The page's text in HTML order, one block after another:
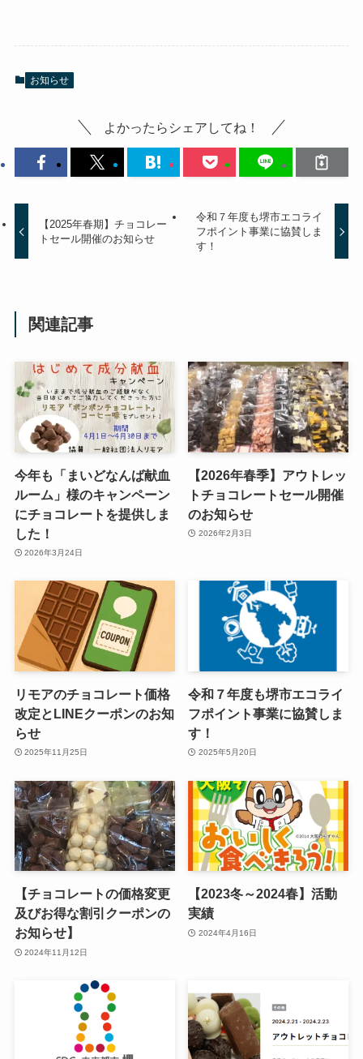
お知らせ
よかったらシェアしてね！
【2025年春期】チョコレー
トセール開催のお知らせ
令和７年度も堺市エコライ
フポイント事業に協賛しま
す！
関連記事
今年も「まいどなんば献血
ルーム」様のキャンペーン
にチョコレートを提供しま
した！
2026年3月24日
【2026年春季】アウトレッ
トチョコレートセール開催
のお知らせ
2026年2月3日
リモアのチョコレート価格
改定とLINEクーポンのお知
らせ
2025年11月25日
令和７年度も堺市エコライ
フポイント事業に協賛しま
す！
2025年5月20日
【チョコレートの価格変更
及びお得な割引クーポンの
お知らせ】
2024年11月12日
【2023冬～2024春】活動
実績
2024年4月16日